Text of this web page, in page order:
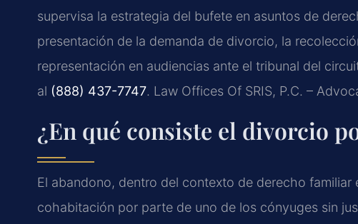
supervisa la estrategia del bufete en asuntos de
presentación de la demanda de divorcio, la
representación en audiencias ante el tribunal del
al (888) 437-7747. Law Offices Of SRIS, P.C. –
¿En qué consiste el divorcio
El abandono, dentro del contexto de derecho familiar
cohabitación por parte de uno de los cónyuges sin